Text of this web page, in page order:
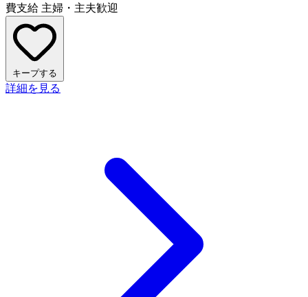
費支給 主婦・主夫歓迎
キープする
詳細を見る